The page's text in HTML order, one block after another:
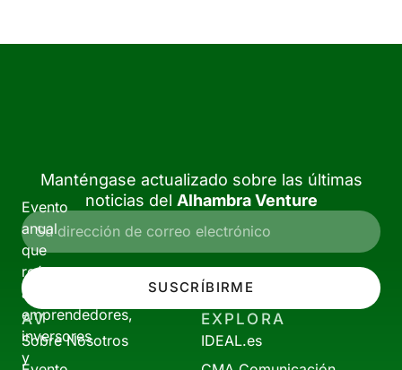
Evento
anual
que
reúne
a
emprendedores,
inversores
y
Manténgase actualizado sobre las últimas
noticias del Alhambra Venture
SUSCRÍBIRME
AV
Sobre Nosotros
EXPLORA
IDEAL.es